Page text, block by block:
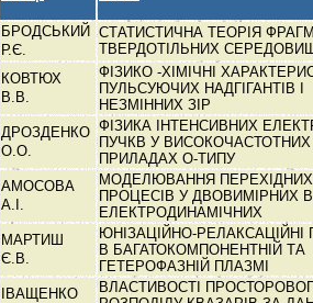
БРОДСЬКИЙ
Р.Є.
СТАТИСТИЧНА ТЕОРІЯ
ТВЕРДОТІЛЬНИХ
КОВТЮХ
В.В.
ФІЗИКО -ХІМІЧНІ
ПУЛЬСУЮЧИХ НАДГІГАНТІВ І
НЕЗМІННИХ ЗІР
ДРОЗДЕНКО
О.О.
ФІЗИКА ІНТЕНСИВНИХ
ПУЧКВ У ВИСОКОЧАСТОТНИХ
ПРИЛАДАХ О-ТИПУ
АМОСОВА
А.І.
МОДЕЛЮВАННЯ ПЕРЕХІДНИХ
ПРОЦЕСІВ У ДВОВИМІРНИХ
ЕЛЕКТРОДИНАМІЧНИХ
МАРТИШ
Є.В.
ЮНІЗАЦІЙНО-
В БАГАТОКОМПОНЕНТНІЙ ТА
ГЕТЕРОФАЗНІЙ ПЛАЗМІ
ІВАЩЕНКО
ВЛАСТИВОСТІ